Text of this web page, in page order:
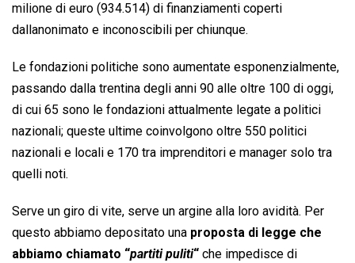
milione di euro (934.514) di finanziamenti coperti
dallanonimato e inconoscibili per chiunque.
Le fondazioni politiche sono aumentate esponenzialmente,
passando dalla trentina degli anni 90 alle oltre 100 di oggi,
di cui 65 sono le fondazioni attualmente legate a politici
nazionali; queste ultime coinvolgono oltre 550 politici
nazionali e locali e 170 tra imprenditori e manager solo tra
quelli noti.
Serve un giro di vite, serve un argine alla loro avidità. Per
questo abbiamo depositato una proposta di legge che
abbiamo chiamato “partiti puliti“ che impedisce di